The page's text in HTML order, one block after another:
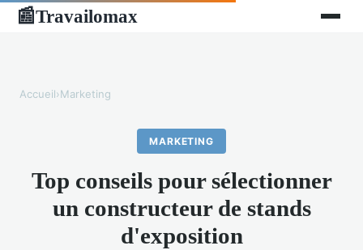
📰Travailomax
Accueil›Marketing
MARKETING
Top conseils pour sélectionner
un constructeur de stands
d'exposition